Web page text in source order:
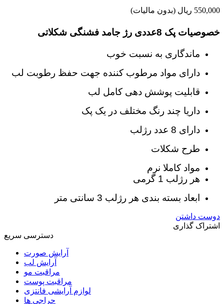
550,000 ریال (بدون مالیات)
خصوصیات پک 8عددی رژ جامد فشنگی شکلاتی
ماندگاری به نسبت خوب
دارای مواد مرطوب کننده جهت حفظ رطوبت لب
قابلیت پوشش دهی کامل لب
داریا چند رنگ مختلف در یک پک
دارای 8 عدد رژلب
طرح شکلات
مواد کاملا نرم
هر رژلب 1 گرمی
ابعاد بسته بندی هر رژلب 3 سانتی متر
دوست داشتن
اشتراک گذاری
دسترسی سریع
آرایش صورت
آرایش لب
مراقبت مو
مراقبت پوست
لوازم آرایشی فانتزی
حراجی ها